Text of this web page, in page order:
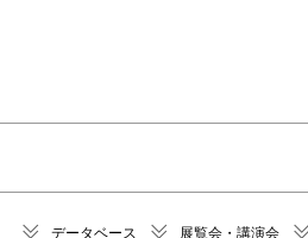
展覧会・講演会
データベース